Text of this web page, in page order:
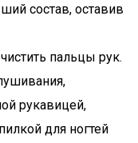
состав, оставив
пальцы рук.
рукавицей,
для ногтей